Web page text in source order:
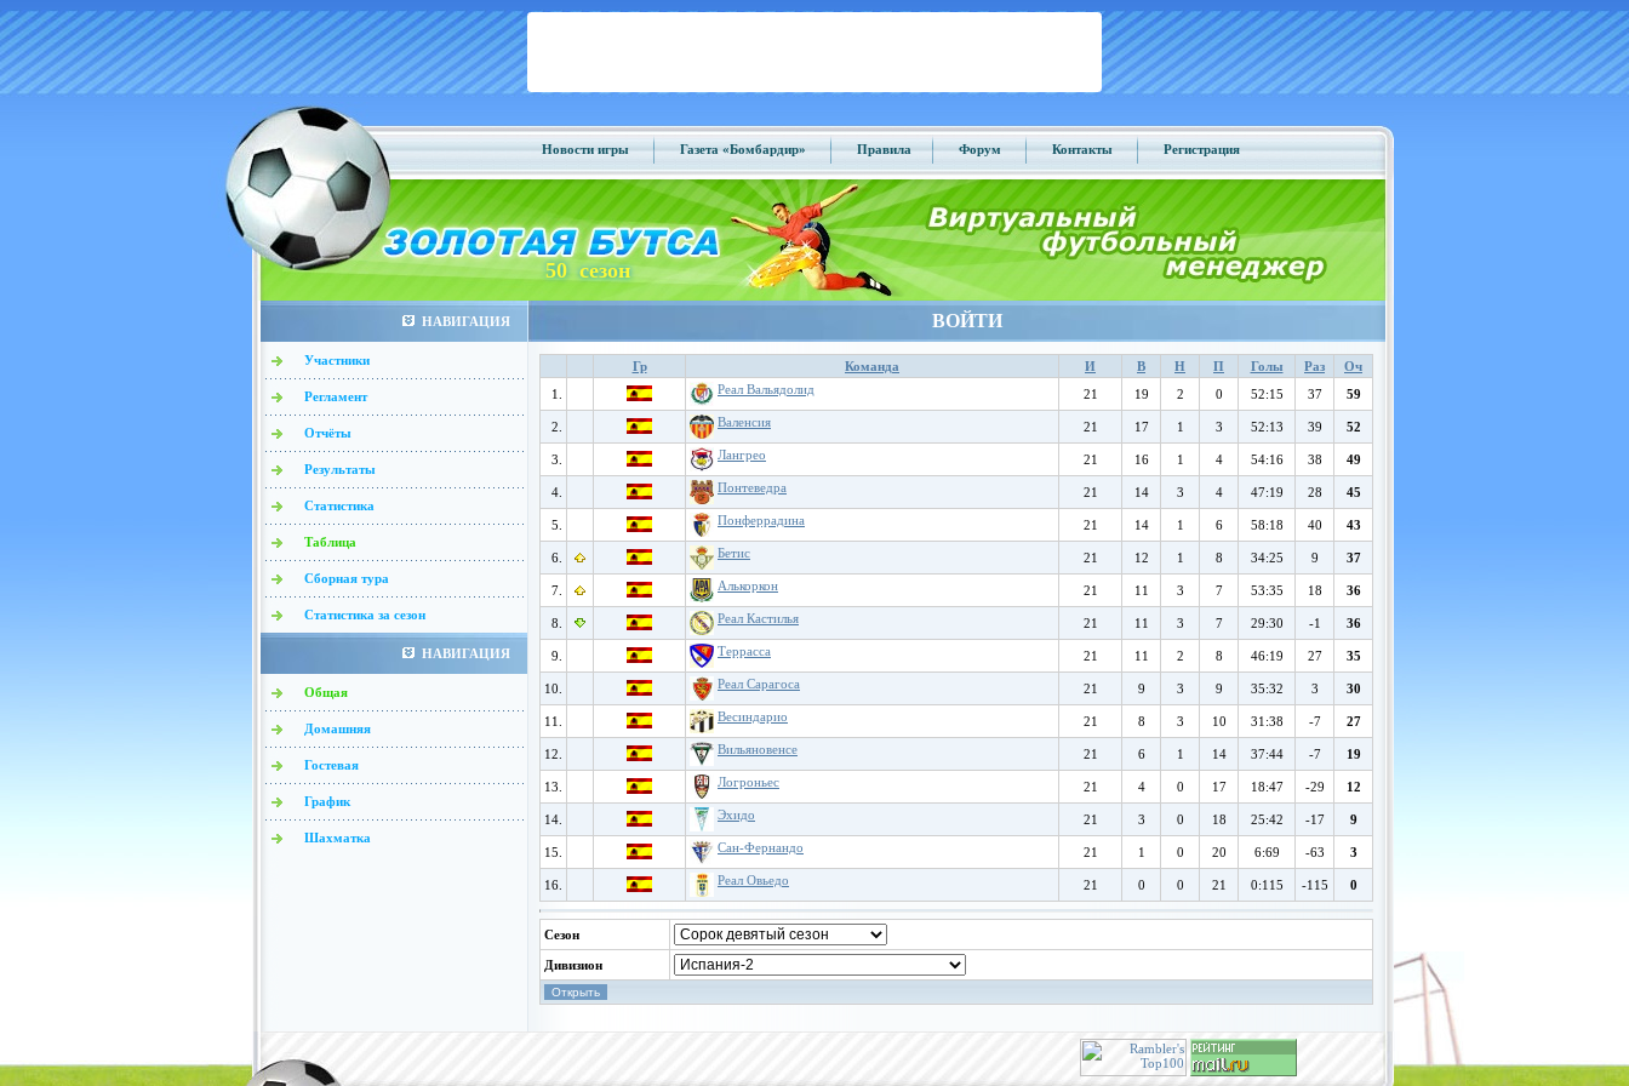
Новости игры Газета «Бомбардир» Правила Форум Контакты Регистрация
50 сезон
НАВИГАЦИЯ
Участники
Регламент
Отчёты
Результаты
Статистика
Таблица
Сборная тура
Статистика за сезон
НАВИГАЦИЯ
Общая
Домашняя
Гостевая
График
Шахматка
ВОЙТИ
Гр Команда И В Н П Голы Раз
Оч
1.
Реал Вальядолид 21 19 2 0 52:15 37 59
2. Валенсия 21 17 1 3 52:13 39 52
3. Лангрео 21 16 1 4 54:16 38 49
4. Понтеведра 21 14 3 4 47:19 28 45
5. Понферрадина 21 14 1 6 58:18 40 43
6. Бетис 21 12 1 8 34:25 9 37
7. Алькоркон 21 11 3 7 53:35 18 36
8. Реал Кастилья 21 11 3 7 29:30 -1 36
9. Террасса 21 11 2 8 46:19 27 35
10. Реал Сарагоса 21 9 3 9 35:32 3 30
11. Весиндарио 21 8 3 10 31:38 -7 27
12. Вильяновенсе 21 6 1 14 37:44 -7 19
13. Логроньес 21 4 0 17 18:47 -29 12
14. Эхидо 21 3 0 18 25:42 -17 9
15. Сан-Фернандо 21 1 0 20 6:69 -63 3
16. Реал Овьедо 21 0 0 21 0:115 -115 0
Сезон
Дивизион